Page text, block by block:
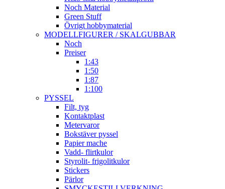
Noch Material
Green Stuff
Övrigt hobbymaterial
MODELLFIGURER / SKALGUBBAR
Noch
Preiser
1:43
1:50
1:87
1:100
PYSSEL
Filt, tyg
Kontaktplast
Metervaror
Bokstäver pyssel
Papier mache
Vadd- flirtkulor
Styrolit- frigolitkulor
Stickers
Pärlor